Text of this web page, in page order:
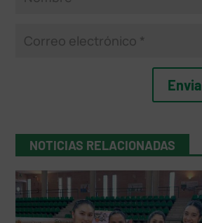
NOTICIAS RELACIONADAS